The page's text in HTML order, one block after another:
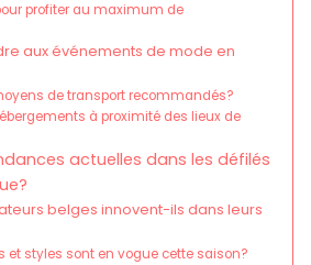
profiter au maximum de
aux événements de mode en
de transport recommandés?
à proximité des lieux de
actuelles dans les défilés
belges innovent-ils dans leurs
et styles sont en vogue cette saison?